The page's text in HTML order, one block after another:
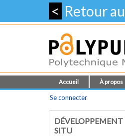
< Retour
Accueil À propos
Se connecter
SITU